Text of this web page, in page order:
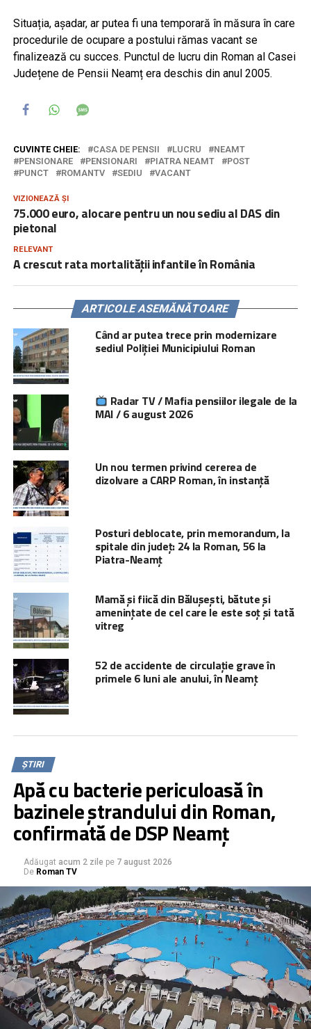
Situația, așadar, ar putea fi una temporară în măsura în care
procedurile de ocupare a postului rămas vacant se
finalizează cu succes. Punctul de lucru din Roman al Casei
Județene de Pensii Neamț era deschis din anul 2005.
CUVINTE CHEIE: CASA DE PENSII LUCRU
NEAMT
PENSIONARE
PENSIONARI PIATRA NEAMT
POST
PUNCT
ROMANTV SEDIU VACANT
VIZIONEAZĂ ȘI
75.000 euro, alocare pentru un nou sediu al DAS din
pietonal
RELEVANT
A crescut rata mortalității infantile în România
ARTICOLE ASEMĂNĂTOARE
Când ar putea trece prin modernizare
sediul Poliției Municipiului Roman
Radar TV / Mafia pensiilor ilegale de la
MAI / 6 august 2026
Un nou termen privind cererea de
dizolvare a CARP Roman, în instanță
Posturi deblocate, prin memorandum, la
spitale din județ: 24 la Roman, 56 la
Piatra-Neamț
Mamă și fiică din Bălușești, bătute și
amenințate de cel care le este soț și tată
vitreg
52 de accidente de circulaţie grave în
primele 6 luni ale anului, în Neamț
ȘTIRI
Apă cu bacterie periculoasă în
bazinele ștrandului din Roman,
confirmată de DSP Neamț
Adăugat acum 2 zile pe 7 august 2026
De Roman TV